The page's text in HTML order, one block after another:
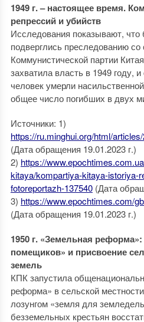
1949 г. – настоящее время.
репрессий и убийств
Исследования показывают,
подверглись преследованию со
Коммунистической партии
захватила власть в 1949 году,
человек умерли
общее число погибших в двух
Источники: 1)
https://ru.minghui.org/html/
(Дата обращения 19.01.2023 г.)
2) https://
kitaya/kompartiya-kitaya-istoriya-
fotoreportazh-137540(Дата
3) https://www.epochtimes.com/
(Дата обращения 19.01.2023 г.)
1950 г. «Земельная реформа»:
помещиков» и присвоение
земель
КПК запустила
реформа» в сельской
лозунгом «земля для
безземельных крестьян